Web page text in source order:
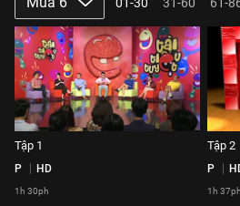
Tập 1
P HD
1h 30ph
Tập 2
P
1h 37ph